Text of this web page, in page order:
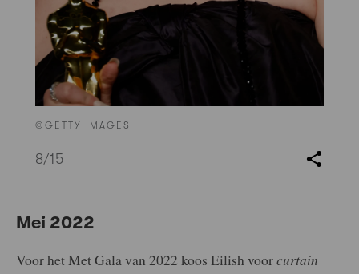
©GETTY IMAGES
8/15
Mei 2022
Voor het Met Gala van 2022 koos Eilish voorcurtain